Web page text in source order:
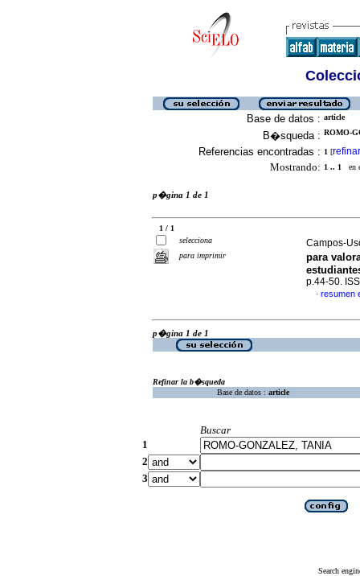
Base de datos : article
B�squeda : ROMO-
Referencias encontradas : 1 [refinar
Mostrando: 1 .. 1 en
p�gina 1 de 1
1 / 1
selecciona
para imprimir
Campos-
para
p.44-50.
· resumen
p�gina 1 de 1
Refinar la b�squeda
Base de datos : article
Buscar
1
2
3
Search